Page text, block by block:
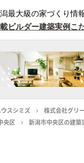
最大級の家づくり情
ビルダー建築実例 こ
スシミズ 株式会社グリ
央区 新潟市中央区の建築